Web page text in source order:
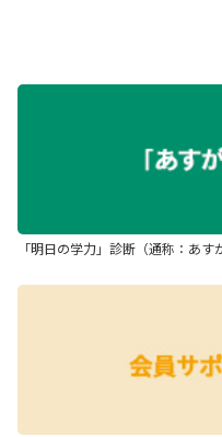
「明日の学力」診断（通称：あす